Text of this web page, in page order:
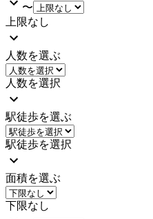
〜
上限なし
人数を選ぶ
人数を選択
駅徒歩を選ぶ
駅徒歩を選択
面積を選ぶ
下限なし